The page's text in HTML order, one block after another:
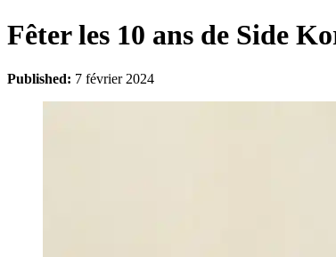
Fêter les 10 ans de Side
Published: 7 février 2024